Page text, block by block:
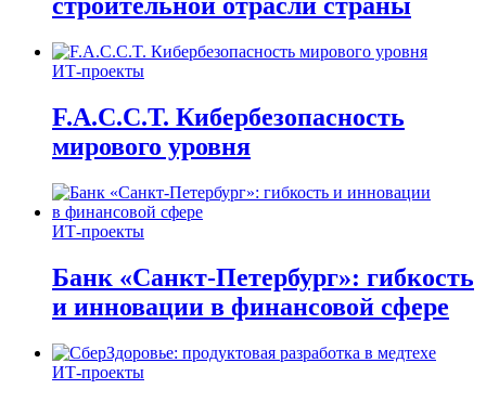
строительной отрасли страны
ИТ-проекты
F.A.C.C.T. Кибербезопасность
мирового уровня
ИТ-проекты
Банк «Санкт-Петербург»: гибкость
и инновации в финансовой сфере
ИТ-проекты